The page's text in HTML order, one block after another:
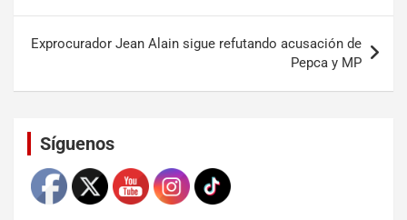
Exprocurador Jean Alain sigue refutando acusación de
Pepca y MP
Síguenos